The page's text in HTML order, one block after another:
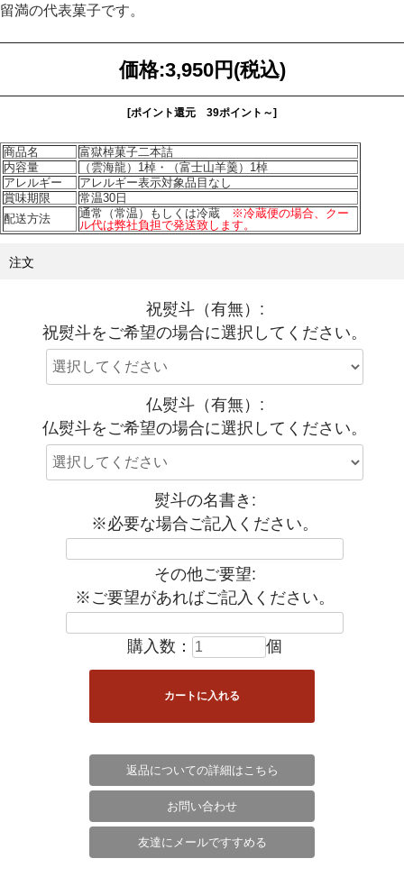
留満の代表菓子です。
価格:3,950円 (税込)
[ポイント還元 39ポイント～]
商品名
富獄棹菓子二本詰
内容量
（雲海龍）1棹・（富士山羊羹）1棹
アレルギー
アレルギー表示対象品目なし
賞味期限
常温30日
配送方法
通常（常温）もしくは冷蔵
※冷蔵便の場合、クー
ル代は弊社負担で発送致します。
注文
祝熨斗（有無）:
祝熨斗をご希望の場合に選択してください。
仏熨斗（有無）:
仏熨斗をご希望の場合に選択してください。
熨斗の名書き:
※必要な場合ご記入ください。
その他ご要望:
※ご要望があればご記入ください。
購入数： 個
返品についての詳細はこちら
お問い合わせ
友達にメールですすめる